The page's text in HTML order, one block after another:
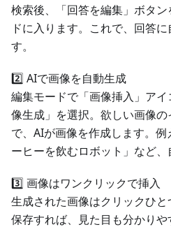
検索後、「回答を編集」ボタ
ドに入ります。これで、回答
す。
2️⃣ AIで画像を自動生成
編集モードで「画像挿入」ア
像生成」を選択。欲しい画像
で、AIが画像を作成します。
ーヒーを飲むロボット」など、
3️⃣ 画像はワンクリックで挿入
生成された画像はクリックひと
保存すれば、見た目も分かりや